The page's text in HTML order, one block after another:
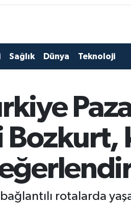
Sağlık Dünya Teknoloji
Bozkurt,
rotalarda